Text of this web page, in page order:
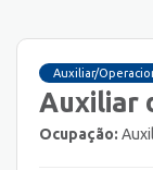
Auxiliar/
Auxiliar
Ocupação: